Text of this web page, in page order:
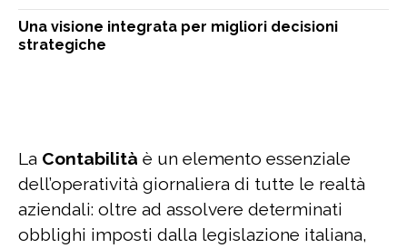
Una visione integrata per migliori decisioni
strategiche
La Contabilità è un elemento essenziale
dell’operatività giornaliera di tutte le realtà
aziendali: oltre ad assolvere determinati
obblighi imposti dalla legislazione italiana,